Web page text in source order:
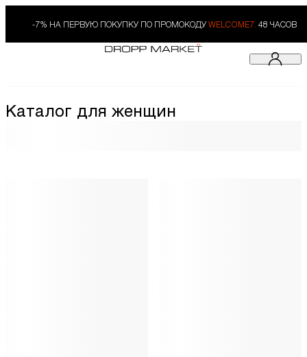
-7% НА ПЕРВУЮ ПОКУПКУ ПО ПРОМОКОДУ WELCOME7. 48 ЧАСОВ
Каталог для женщин